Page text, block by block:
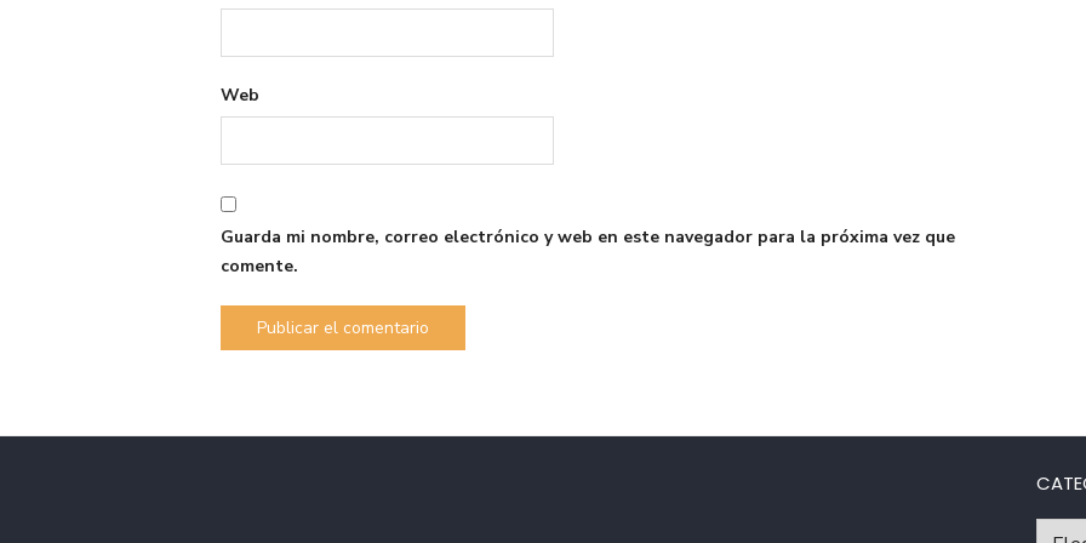
Web
Guarda mi nombre, correo electrónico y web en este navegador para la próxima vez que
comente.